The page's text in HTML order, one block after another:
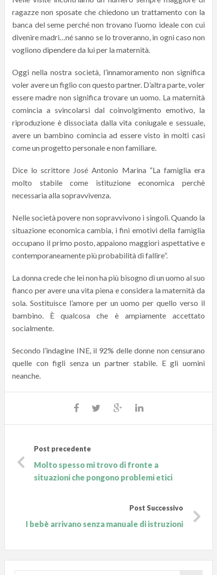
ragazze non sposate che chiedono un trattamento con la
banca del seme perché non trovano l’uomo ideale con cui
divenire madri…né sanno se lo troveranno, in ogni caso non
vogliono dipendere da lui per la maternità.
Oggi nella nostra società, l’innamoramento non significa
voler avere un figlio con questo partner. D’altra parte, voler
essere madre non significa trovare un uomo. La maternità
comincia a svincolarsi dal coinvolgimento emotivo, la
riproduzione è dissociata dalla vita coniugale e sessuale,
avere un bambino comincia ad essere visto in molti casi
come un progetto personale e non familiare.
Dice lo scrittore José Antonio Marina “La famiglia era
molto stabile come istituzione economica perchè
necessaria alla sopravvivenza.
Nelle società povere non sopravvivono i singoli. Quando la
situazione economica cambia, i fini emotivi della famiglia
occupano il primo posto, appaiono maggiori aspettative e
contemporaneamente più probabilità di fallire”.
La donna crede che lei non ha più bisogno di un uomo al suo
fianco per avere una vita piena e considera la maternità da
sola. Sostituisce l’amore per un uomo per quello verso il
bambino. È qualcosa che è ampiamente accettato
socialmente.
Secondo l’indagine INE, il 92% delle donne non censurano
quelle con figli senza un partner stabile. E gli uomini
neanche.
Post precedente
Molto spesso mi trovo di fronte a
situazioni che pongono problemi etici
Post Successivo
I bebè arrivano senza manuale di istruzioni